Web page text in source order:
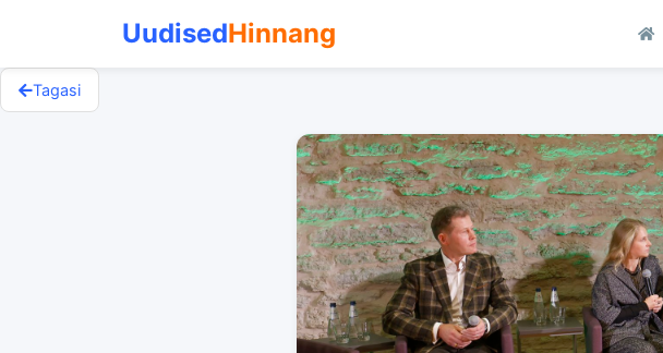
UudisedHinnang
Tagasi